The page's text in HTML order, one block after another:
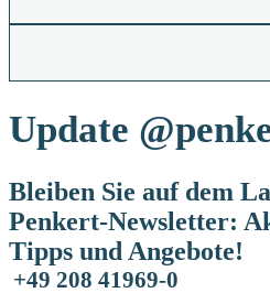
Update
Bleiben Sie auf dem
Penkert-Newsletter:
Tipps und Angebote!
+49 208 41969-0